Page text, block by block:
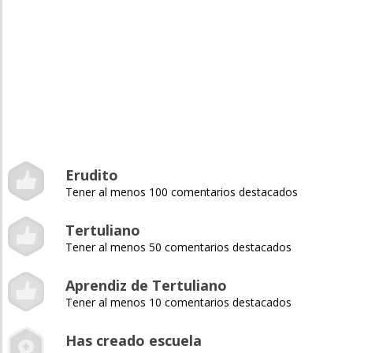
Erudito
Tener al menos 100 comentarios destacados
Tertuliano
Tener al menos 50 comentarios destacados
Aprendiz de Tertuliano
Tener al menos 10 comentarios destacados
Has creado escuela